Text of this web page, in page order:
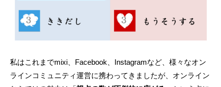
私はこれまでmixi、Facebook、Instagramなど、様々なオン
ラインコミュニティ運営に携わってきましたが、オンライン